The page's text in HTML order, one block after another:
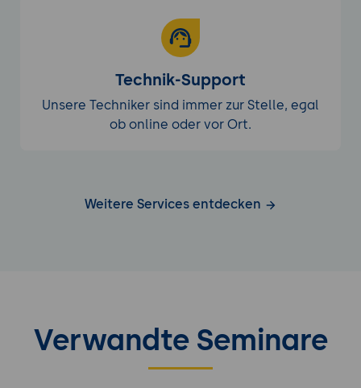
Technik-Support
Unsere Techniker sind immer zur Stelle, egal
ob online oder vor Ort.
Weitere Services entdecken
Verwandte Seminare